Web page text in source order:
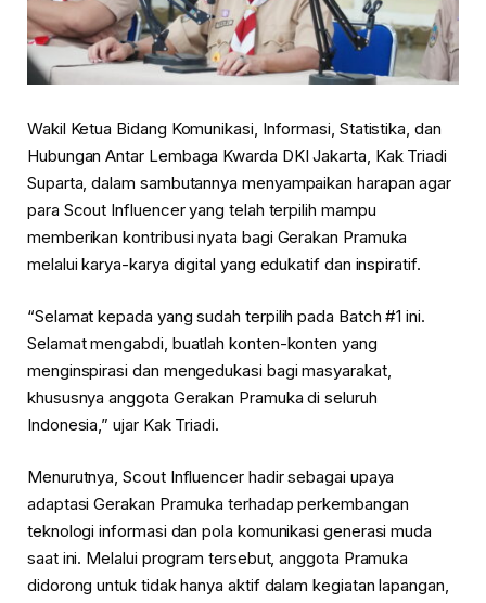
Wakil Ketua Bidang Komunikasi, Informasi, Statistika, dan
Hubungan Antar Lembaga Kwarda DKI Jakarta, Kak Triadi
Suparta, dalam sambutannya menyampaikan harapan agar
para Scout Influencer yang telah terpilih mampu
memberikan kontribusi nyata bagi Gerakan Pramuka
melalui karya-karya digital yang edukatif dan inspiratif.
“Selamat kepada yang sudah terpilih pada Batch #1 ini.
Selamat mengabdi, buatlah konten-konten yang
menginspirasi dan mengedukasi bagi masyarakat,
khususnya anggota Gerakan Pramuka di seluruh
Indonesia,” ujar Kak Triadi.
Menurutnya, Scout Influencer hadir sebagai upaya
adaptasi Gerakan Pramuka terhadap perkembangan
teknologi informasi dan pola komunikasi generasi muda
saat ini. Melalui program tersebut, anggota Pramuka
didorong untuk tidak hanya aktif dalam kegiatan lapangan,